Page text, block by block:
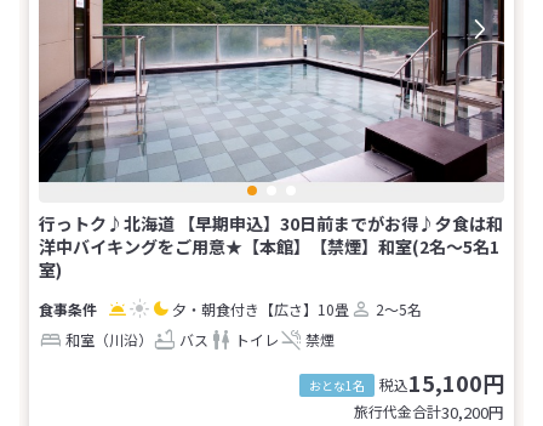
行っトク♪北海道 【早期申込】30日前までがお得♪夕食は和
洋中バイキングをご用意★【本館】【禁煙】和室(2名～5名1
室)
夕・朝食付き 【広さ】10畳
2～5名
和室（川沿）
バス トイレ 禁煙
おとな1名 税込15,100円
旅行代金合計30,200円